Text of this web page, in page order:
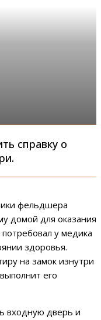
справку о
фельдшера
домой для оказания
у медика
здоровья.
на замок изнутри
его
входную дверь и